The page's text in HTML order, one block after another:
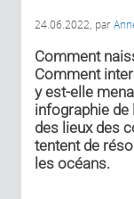
24.06.2022 , par
Comment
Comment
y est-elle
infographie de
des lieux des
tentent de
les océans.